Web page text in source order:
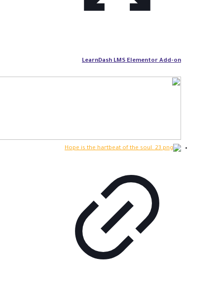
LearnDash LMS Elementor Add-on